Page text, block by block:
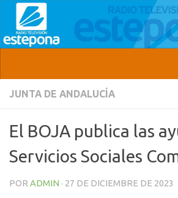
JUNTA DE ANDALUCÍA
El BOJA publica las
Servicios Sociales
POR ADMIN · 27 DE DICIEMBRE DE 2023